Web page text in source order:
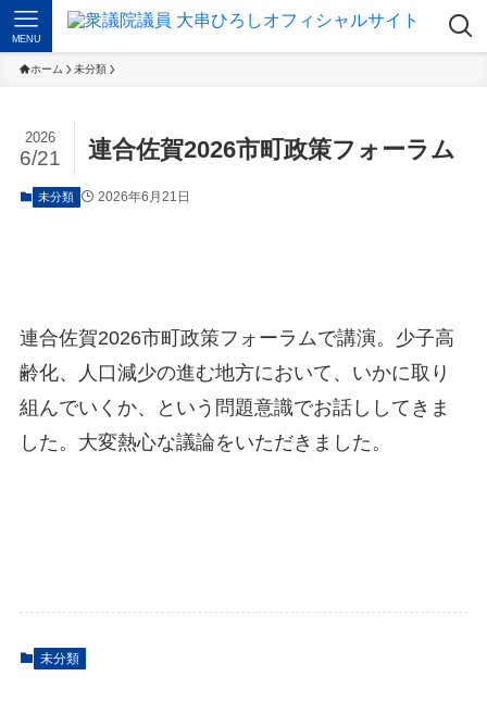
MENU
ホーム 未分類
連合佐賀2026市町政策フォーラム
2026
6/21
未分類 2026年6月21日
連合佐賀2026市町政策フォーラムで講演。少子高
齢化、人口減少の進む地方において、いかに取り
組んでいくか、という問題意識でお話ししてきま
した。大変熱心な議論をいただきました。
未分類